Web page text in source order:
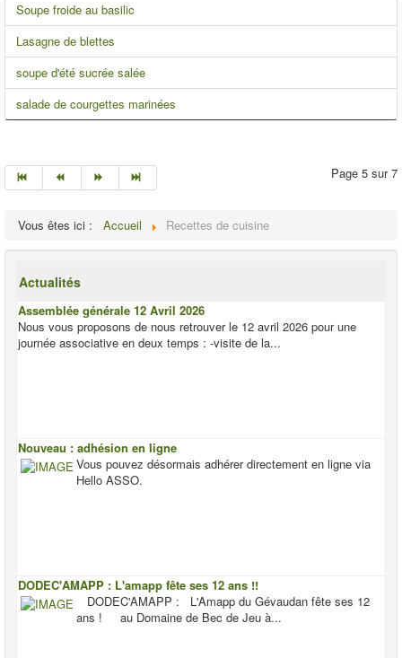
Soupe froide au basilic
Lasagne de blettes
soupe d'été sucrée salée
salade de courgettes marinées
Page 5 sur 7
Vous êtes ici : Accueil Recettes de cuisine
Actualités
Assemblée générale 12 Avril 2026
Nous vous proposons de nous retrouver le 12 avril 2026 pour une
journée associative en deux temps : -visite de la...
Nouveau : adhésion en ligne
Vous pouvez désormais adhérer directement en ligne via
Hello ASSO.
DODEC'AMAPP : L'amapp fête ses 12 ans !!
DODEC'AMAPP : L'Amapp du Gévaudan fête ses 12
ans ! au Domaine de Bec de Jeu à...